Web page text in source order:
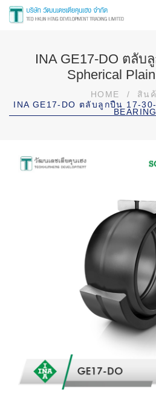
INA GE17-DO ตลับ
Spherical
HOME / สิน
INA GE17-DO ตลับลูกปืน 17-
BEARING